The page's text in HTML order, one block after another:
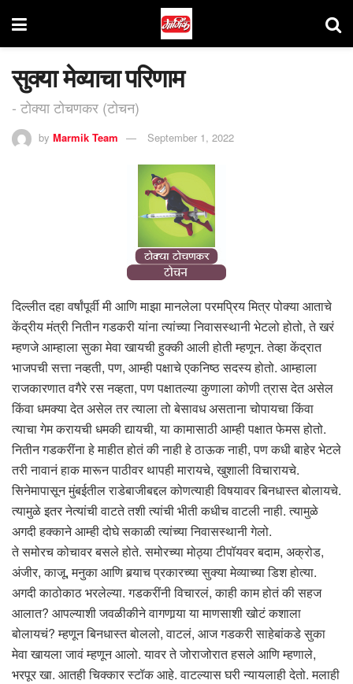
सुक्या मेव्याचा परिणाम
- टोक्या टोचणकर (टोचन)
by Marmik Team September 1, 2022
दिल्लीत दहा वर्षांपूर्वी मी आणि माझा मानलेला परमप्रिय मित्र पोक्या आताचे
केंद्रीय मंत्री नितीन गडकरी यांना त्यांच्या निवासस्थानी भेटलो होतो, ते खरं
म्हणजे आम्हाला सुका मेवा खायची हुक्की आली होती म्हणून. तेव्हा केंद्रात
भाजपची सत्ता नव्हती, पण, आम्ही पक्षाचे एकनिष्ठ सदस्य होतो. आम्हाला
राजकारणात वगैरे रस नव्हता, पण पक्षातल्या कुणाला कोणी त्रास देत असेल
किंवा धमक्या देत असेल तर त्याला तो बेसावध असताना चोपायचा किंवा
त्याचा गेम करायची धमकी द्यायची, या कामासाठी आम्ही पक्षात फेमस होतो.
नितीन गडकरींना हे माहीत होतं की नाही हे ठाऊक नाही, पण कधी बाहेर भेटले
तरी नावानं हाक मारून पाठीवर थापही मारायचे, खुशाली विचारायचे.
सिनेमापासून मुंबईतील राडेबाजीबद्दल कोणत्याही विषयावर बिनधास्त बोलायचे.
त्यामुळे इतर नेत्यांची वाटते तशी त्यांची भीती कधीच वाटली नाही. त्यामुळे
अगदी हक्काने आम्ही दोघे सकाळी त्यांच्या निवासस्थानी गेलो.
ते समोरच कोचावर बसले होते. समोरच्या मोठ्या टीपॉयवर बदाम, अक्रोड,
अंजीर, काजू, मनुका आणि बर्‍याच प्रकारच्या सुक्या मेव्याच्या डिश होत्या.
अगदी काठोकाठ भरलेल्या. गडकरींनी विचारलं, काही काम होतं की सहज
आलात? आपल्याशी जवळीकीने वागणार्‍या या माणसाशी खोटं कशाला
बोलायचं? म्हणून बिनधास्त बोललो, वाटलं, आज गडकरी साहेबांकडे सुका
मेवा खायला जावं म्हणून आलो. यावर ते जोराजोरात हसले आणि म्हणाले,
भरपूर खा. आतही चिक्कार स्टॉक आहे. वाटल्यास घरी न्यायलाही देतो. मलाही